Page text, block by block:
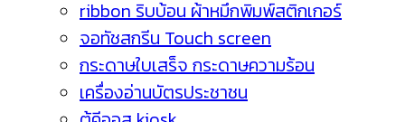
ribbon ริบบ้อน ผ้าหมึกพิมพ์สติกเกอร์
จอทัชสกรีน Touch screen
กระดาษใบเสร็จ กระดาษความร้อน
เครื่องอ่านบัตรประชาชน